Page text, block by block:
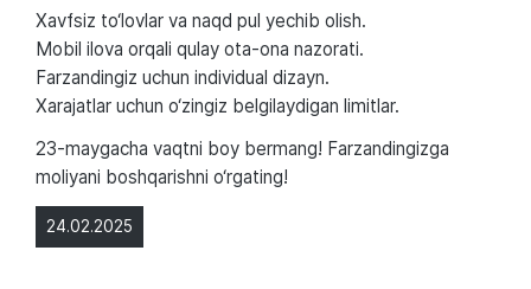
24.02.2025
Xavfsiz to‘lovlar va naqd pul yechib olish.
Mobil ilova orqali qulay ota-ona nazorati.
Farzandingiz uchun individual dizayn.
Xarajatlar uchun o‘zingiz belgilaydigan limitlar.
23-maygacha vaqtni boy bermang! Farzandingizga
moliyani boshqarishni o‘rgating!